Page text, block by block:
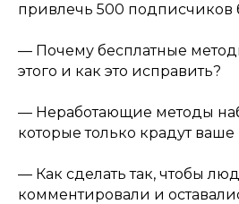
привлечь 500 подписчиков
— Почему бесплатные
этого и как это исправить?
— Неработающие методы
которые только крадут
— Как сделать так, чтобы
комментировали и